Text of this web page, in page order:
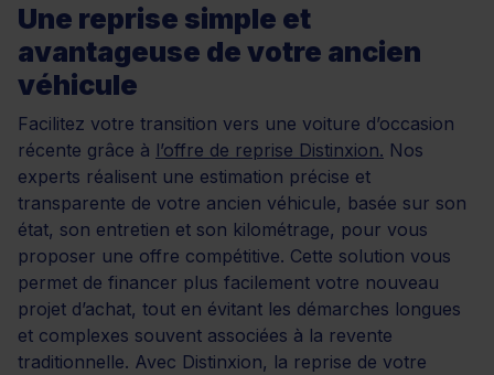
Une reprise simple et
avantageuse de votre ancien
véhicule
Facilitez votre transition vers une voiture d’occasion
récente grâce à l’offre de reprise Distinxion. Nos
experts réalisent une estimation précise et
transparente de votre ancien véhicule, basée sur son
état, son entretien et son kilométrage, pour vous
proposer une offre compétitive. Cette solution vous
permet de financer plus facilement votre nouveau
projet d’achat, tout en évitant les démarches longues
et complexes souvent associées à la revente
traditionnelle. Avec Distinxion, la reprise de votre